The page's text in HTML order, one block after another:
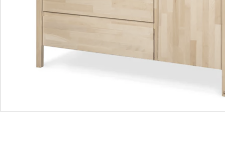
Retoure & Reklamation
Gutscheine & Aktionen